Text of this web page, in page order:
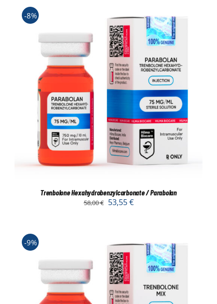
-8%
Trenbolone Hexahydrobenzylcarbonate / Parabolan
58,00€ 53,55€
-9%